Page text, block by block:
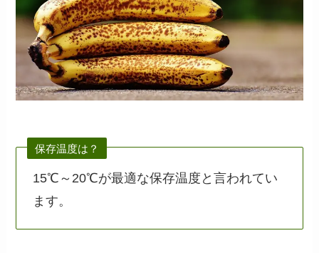
保存温度は？
15℃～20℃が最適な保存温度と言われてい
ます。